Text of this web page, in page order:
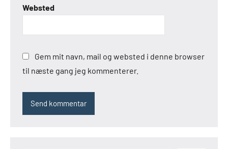
Websted
Gem mit navn, mail og websted i denne browser
til næste gang jeg kommenterer.